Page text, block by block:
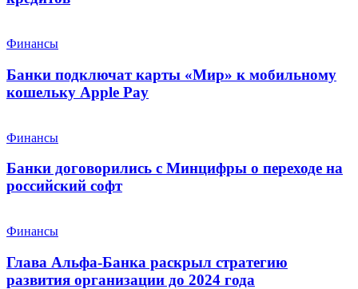
Финансы
Банки подключат карты «Мир» к мобильному
кошельку Apple Pay
Финансы
Банки договорились с Минцифры о переходе на
российский софт
Финансы
Глава Альфа-Банка раскрыл стратегию
развития организации до 2024 года